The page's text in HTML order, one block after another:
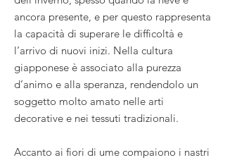
ancora presente, e per questo rappresenta
la capacità di superare le difficoltà e
l’arrivo di nuovi inizi. Nella cultura
giapponese è associato alla purezza
d’animo e alla speranza, rendendolo un
soggetto molto amato nelle arti
decorative e nei tessuti tradizionali.
Accanto ai fiori di ume compaiono i nastri